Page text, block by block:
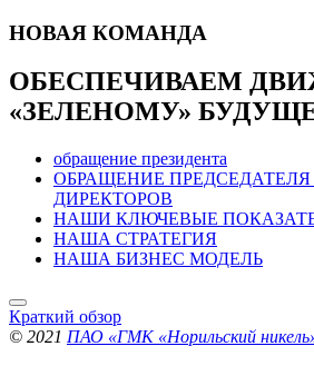
НОВАЯ КОМАНДА
ОБЕСПЕЧИВАЕМ
«ЗЕЛЕНОМУ»
обращение президента
ОБРАЩЕНИЕ ПРЕДСЕДАТЕЛЯ
ДИРЕКТОРОВ
НАШИ КЛЮЧЕВЫЕ
НАША СТРАТЕГИЯ
НАША БИЗНЕС МОДЕЛЬ
Краткий обзор
© 2021 ПАО «ГМК «Норильский